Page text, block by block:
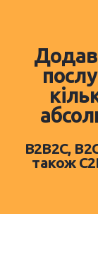
B2B2C,
також